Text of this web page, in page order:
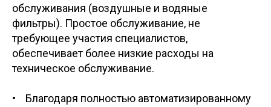
обслуживания (воздушные и водяные
фильтры). Простое обслуживание, не
требующее участия специалистов,
обеспечивает более низкие расходы на
техническое обслуживание.
• Благодаря полностью автоматизированному